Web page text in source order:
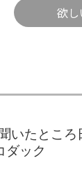
欲
いたところ
ダック